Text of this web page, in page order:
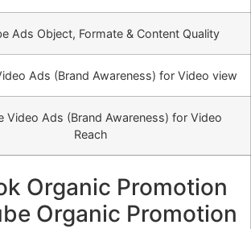
Ads Object, Formate & Content Quality
Ads (Brand Awareness) for Video view
Video Ads (Brand Awareness) for Video
Reach
Organic Promotion
Organic Promotion